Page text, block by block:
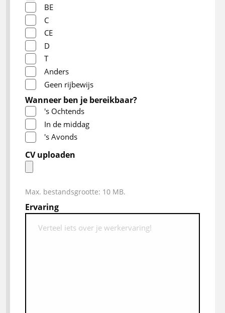
BE
C
CE
D
T
Anders
Geen rijbewijs
Wanneer ben je bereikbaar?
's Ochtends
In de middag
's Avonds
CV uploaden
Max. bestandsgrootte: 10 MB.
Ervaring